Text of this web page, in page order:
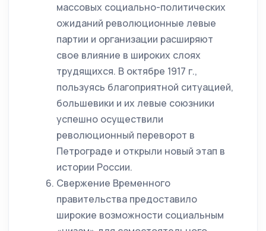
массовых социально-политических
ожиданий революционные левые
партии и организации расширяют
свое влияние в широких слоях
трудящихся. В октябре 1917 г.,
пользуясь благоприятной ситуацией,
большевики и их левые союзники
успешно осуществили
революционный переворот в
Петрограде и открыли новый этап в
истории России.
Свержение Временного
правительства предоставило
широкие возможности социальным